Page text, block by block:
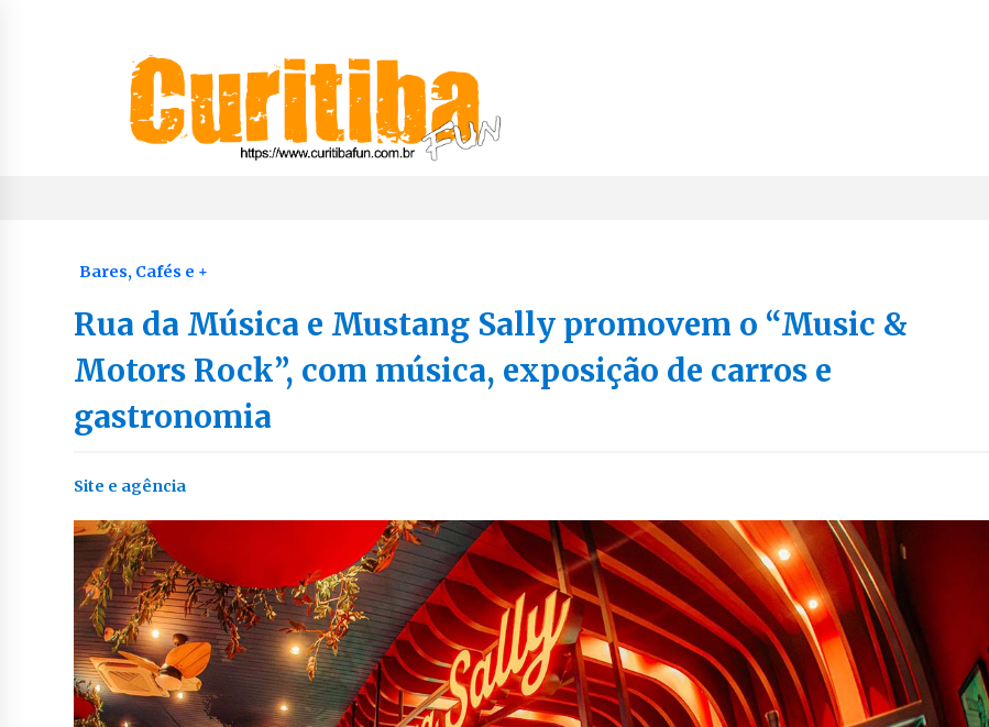
Bares, Cafés e +
Rua da Música e Mustang Sally promovem o “Music &
Motors Rock”, com música, exposição de carros e
gastronomia
Site e agência